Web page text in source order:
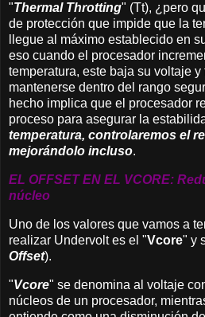
"Thermal Throtting" (Tt), ¿pero
de protección que impide que la
llegue al máximo establecido en
eso cuando el procesador
temperatura, este baja su voltaje y
mantenerse dentro del rango
hecho implica que el procesador
proceso para asegurar la
temperatura, controlaremos el
mejorándolo incluso.
EL OFFSET EN EL VCORE:
núcleo
Uno de los valores que vamos a
realizar Undervolt es el "Vcore" y
Offset).
"Vcore" se denomina al voltaje
núcleos de un procesador,